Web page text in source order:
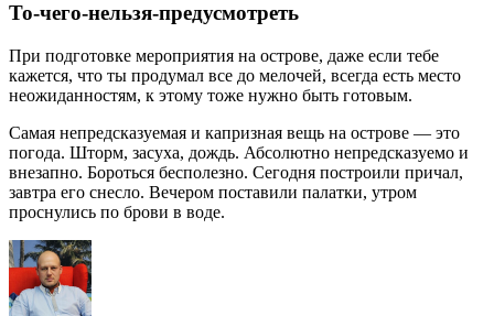
То-чего-нельзя-предусмотреть
При подготовке мероприятия на острове, даже если тебе
кажется, что ты продумал все до мелочей, всегда есть место
неожиданностям, к этому тоже нужно быть готовым.
Самая непредсказуемая и капризная вещь на острове — это
погода. Шторм, засуха, дождь. Абсолютно непредсказуемо и
внезапно. Бороться бесполезно. Сегодня построили причал,
завтра его снесло. Вечером поставили палатки, утром
проснулись по брови в воде.